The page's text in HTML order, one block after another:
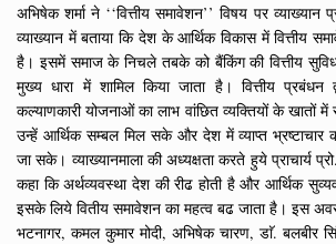
अभिषेक शर्मा ने ‘‘वित्तीय समावेशन’’ विषय पर
व्याख्यान में बताया कि देश के आर्थिक विकास में वित्तीय
है। इसमें समाज के निचले तबके को बैंकिंग की वित्तीय
मुख्य धारा में शामिल किया जाता है। वित्तीय प्रबंधन
कल्याणकारी योजनाओं का लाभ वांछित व्यक्तियों के खातों में
उन्हें आर्थिक सम्बल मिल सके और देश में व्याप्त
जा सके। व्याख्यानमाला की अध्यक्षता करते हुये प्राचार्य
कहा कि अर्थव्यवस्था देश की रीढ होती है और आर्थिक
इसके लिये वितीय समावेशन का महत्व बढ जाता है। इस
भटनागर, कमल कुमार मोदी, अभिषेक चारण, डाॅ. बलबीर